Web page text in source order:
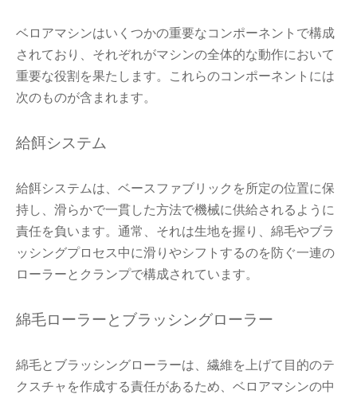
ベロアマシンはいくつかの重要なコンポーネントで構成
されており、それぞれがマシンの全体的な動作において
重要な役割を果たします。これらのコンポーネントには
次のものが含まれます。
給餌システム
給餌システムは、ベースファブリックを所定の位置に保
持し、滑らかで一貫した方法で機械に供給されるように
責任を負います。通常、それは生地を握り、綿毛やブラ
ッシングプロセス中に滑りやシフトするのを防ぐ一連の
ローラーとクランプで構成されています。
綿毛ローラーとブラッシングローラー
綿毛とブラッシングローラーは、繊維を上げて目的のテ
クスチャを作成する責任があるため、ベロアマシンの中